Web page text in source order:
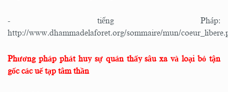
- tiếng Pháp:
http://www.dhammadelaforet.org/sommaire/mun/
Phương pháp phát huy sự quán thấy sâu xa và loại bỏ tận
gốc các uế tạp tâm thần